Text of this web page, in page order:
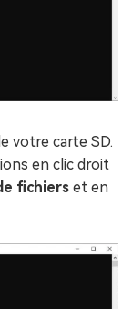
votre carte SD.
en clic droit
fichiers et en